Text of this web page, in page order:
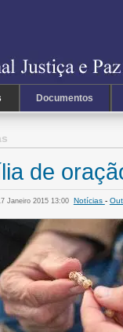
Documentos
de
Janeiro 2015 13:00 Notícias -